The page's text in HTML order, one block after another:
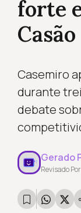
forte
Casão
Casemiro
durante
debate
Gerado
Revisado